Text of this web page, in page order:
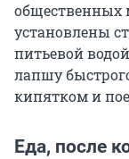
общественных
установлены
питьевой
лапшу
кипятком и
Еда, после